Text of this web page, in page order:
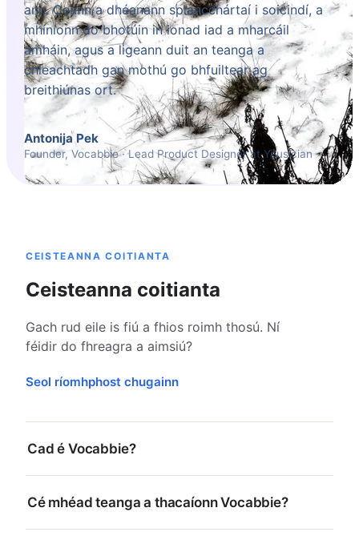
ann. Ceann a dhéanann splancchártaí i soicindí, a
mhíníonn do bhotúin in ionad iad a mharcáil
amháin, agus a ligeann duit an teanga a
chleachtadh gan mothú go bhfuiltear ag
breithiúnas ort.
Antonija Pek
Founder, Vocabbie · Lead Product Designer at Yousician
CEISTEANNA COITIANTA
Ceisteanna coitianta
Gach rud eile is fiú a fhios roimh thosú. Ní
féidir do fhreagra a aimsiú?
Seol ríomhphost chugainn
Cad é Vocabbie?
Cé mhéad teanga a thacaíonn Vocabbie?